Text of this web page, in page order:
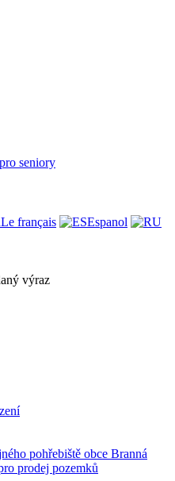
seniory
Le français
Espanol
výraz
pohřebiště obce Branná
prodej pozemků